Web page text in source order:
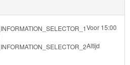
Voor 15:00
Altijd